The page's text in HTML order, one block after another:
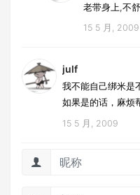
老带身上,不
15 5 月, 2009
julf
我不能自己绑米是
如果是的话，麻烦
15 5 月, 2009